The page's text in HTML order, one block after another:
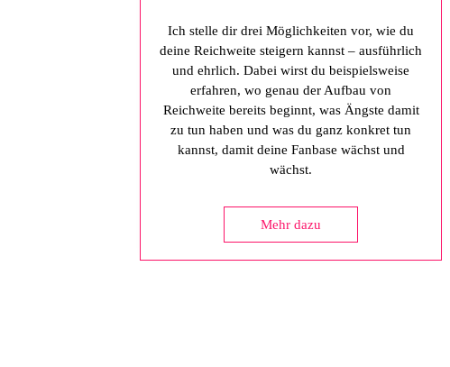
Ich stelle dir drei Möglichkeiten vor, wie du
deine Reichweite steigern kannst – ausführlich
und ehrlich. Dabei wirst du beispielsweise
erfahren, wo genau der Aufbau von
Reichweite bereits beginnt, was Ängste damit
zu tun haben und was du ganz konkret tun
kannst, damit deine Fanbase wächst und
wächst.
Mehr dazu